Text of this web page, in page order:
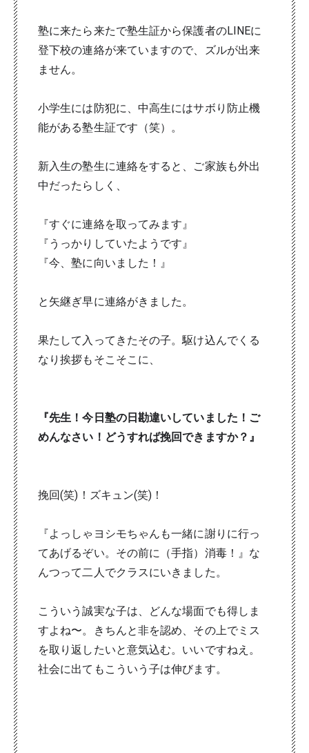
塾に来たら来たで塾生証から保護者のLINEに
登下校の連絡が来ていますので、ズルが出来
ません。
小学生には防犯に、中高生にはサボり防止機
能がある塾生証です（笑）。
新入生の塾生に連絡をすると、ご家族も外出
中だったらしく、
『すぐに連絡を取ってみます』
『うっかりしていたようです』
『今、塾に向いました！』
と矢継ぎ早に連絡がきました。
果たして入ってきたその子。駆け込んでくる
なり挨拶もそこそこに、
『先生！今日塾の日勘違いしていました！ご
めんなさい！どうすれば挽回できますか？』
挽回(笑)！ズキュン(笑)！
『よっしゃヨシモちゃんも一緒に謝りに行っ
てあげるぞい。その前に（手指）消毒！』な
んつって二人でクラスにいきました。
こういう誠実な子は、どんな場面でも得しま
すよね〜。きちんと非を認め、その上でミス
を取り返したいと意気込む。いいですねえ。
社会に出てもこういう子は伸びます。